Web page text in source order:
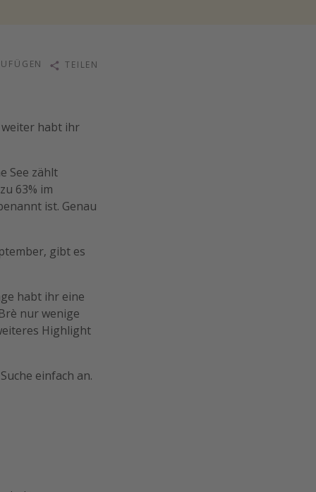
TEILEN
weiter habt ihr
See zählt
63% im
ist. Genau
gibt es
habt ihr eine
nur wenige
Highlight
einfach an.